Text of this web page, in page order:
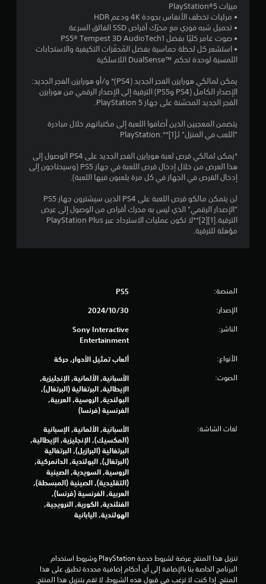
م
إ
م
ا
ل
ي
2
1
ن
ا
ت
ق
ي
ي
ت
ميزات PlayStation®5
• مرئيات تخطف الأنفاس بجودة 4K ودعم HDR
• تحميل شبه فوري مع محرّك أقراص SSD الفائق السرعة
• صوت غامر كليًا بفضل PS5® Tempest 3D AudioTech1
• استشعر كل لحظة حماسية بفضل المُحفّزات التكيفية والاستجابات
اللمسية لوحدة تحكم DualSense™‎‏ اللاسلكية‏
يمكن لمالكي هورايزن الفجر الجديد (PS4)* و/أو هورايزن الفجر الجديد:
الإصدار الكامل (PS4 وPS5) الترقية إلى الإصدار الرقمي من هورايزن
الفجر الجديد المحسّنة على جهاز PlayStation 5.
يتضمن المعجبين الذين أضافوا اللعبة إلى مكتباتهم خلال مبادرة
"اللعب في المنزل" لـPlayStation.**[1]
*يمكن لمالكي قرص لعبة هورايزن الفجر الجديد على PS4 الوصول إلى
هذا العرض من خلال إدخال قرص اللعبة في جهاز PS5 (وسيحتاجون إلى
إدخال القرص في الجهاز في كل مرة يلعبون فيها اللعبة).
لن يتمكن مالكو قرص اللعبة على PS4 الذين سيشترون جهاز PS5
"الإصدار الرقمي" الذي ليس به محرك أقراص من الوصول إلى عرض
الترقية.[1][2]**لا تكون عمليات الاسترداد عبر PlayStation Plus
مؤهلة للترقية.
المنصة: PS5
الإصدار: 30‏/10‏/2024
الناشر:
Sony Interactive
Entertainment
الأنواع: ألعاب تمثيل الأدوار, حركة
الصوت:
الأسبانية, الألمانية, الإنجليزية,
الإيطالية, البرتغالية (البرتغال),
البولندية, الروسية, العربية,
الفرنسية (فرنسا)
لغات الشاشة:
الأسبانية, الألمانية, الإسبانية
(المكسيك), الإنجليزية, الإيطالية,
البرتغالية (البرازيل), البرتغالية
(البرتغال), البولندية, الدانمركية,
الروسية, السويدية, الصينية
(التقليدية), الصينية (المبسطة),
العربية, الفرنسية (فرنسا),
الفنلندية, الكورية, النرويجية,
الهولندية, اليابانية